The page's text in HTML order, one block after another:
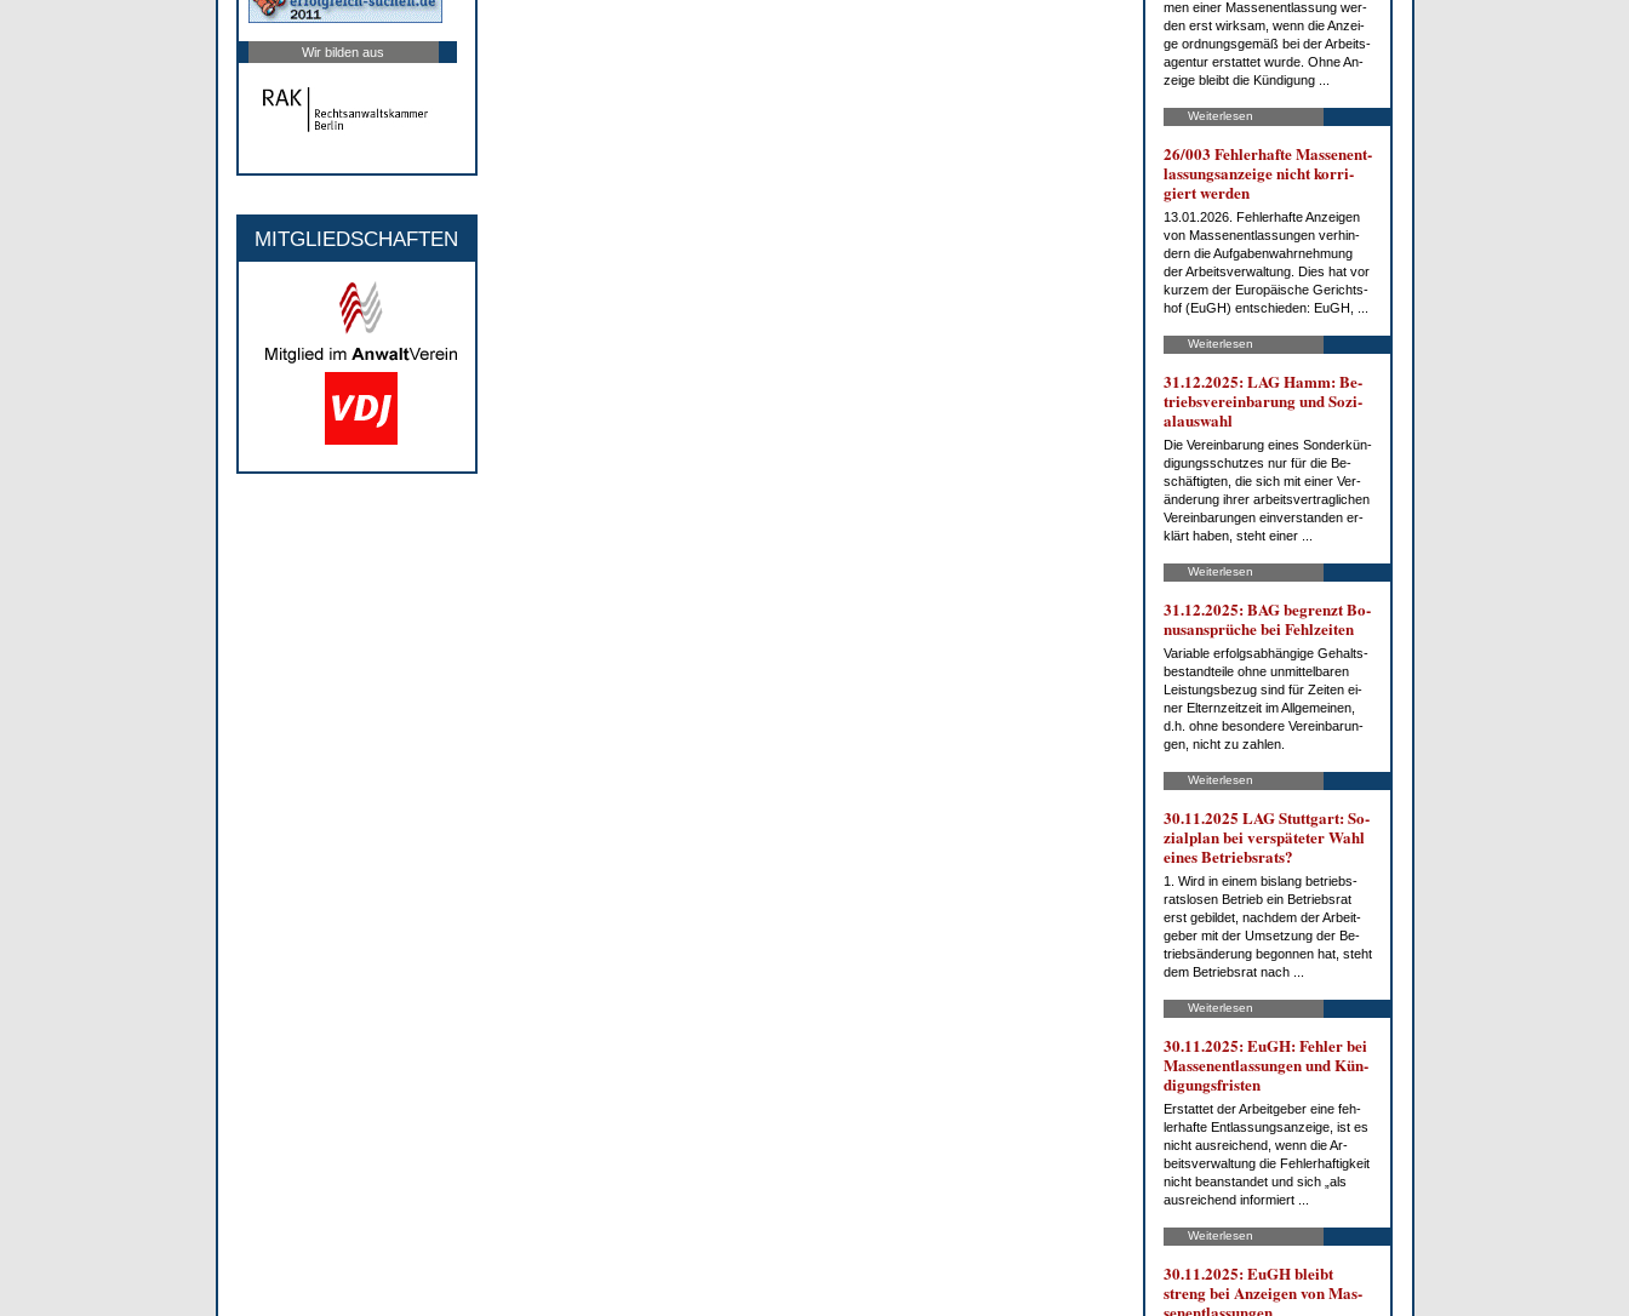
Wir bilden aus
MITGLIEDSCHAFTEN
men ei­ner Mas­sen­ent­las­sung wer­
den erst wirk­sam, wenn die An­zei­
ge ord­nungs­ge­mäß bei der Ar­beits­
agen­tur er­stat­tet wur­de. Oh­ne An­
zei­ge bleibt die Kün­di­gung ...
Weiterlesen
26/003 Feh­ler­haf­te Mas­sen­ent­
las­sungs­an­zei­ge nicht kor­ri­
giert wer­den
13.01.2026. Feh­ler­haf­te An­zei­gen
von Mas­sen­ent­las­sun­gen ver­hin­
dern die Auf­ga­ben­wahr­neh­mung
der Ar­beits­ver­wal­tung. Dies hat vor
kur­zem der Eu­ro­päi­sche Ge­richts­
hof (EuGH) ent­schie­den: EuGH, ...
Weiterlesen
31.12.2025: LAG Hamm: Be­
triebs­ver­ein­ba­rung und So­zi­
al­aus­wahl
Die Ver­ein­ba­rung ei­nes Son­der­kün­
di­gungs­schut­zes nur für die Be­
schäf­tig­ten, die sich mit ei­ner Ver­
än­de­rung ih­rer ar­beits­ver­trag­li­chen
Ver­ein­ba­run­gen ein­ver­stan­den er­
klärt ha­ben, steht ei­ner ...
Weiterlesen
31.12.2025: BAG be­grenzt Bo­
nus­an­sprü­che bei Fehl­zei­ten
Va­ria­ble er­folgs­ab­hän­gi­ge Ge­halts­
be­stand­tei­le oh­ne un­mit­tel­ba­ren
Leis­tungs­be­zug sind für Zei­ten ei­
ner El­tern­zeit­zeit im All­ge­mei­nen,
d.h. oh­ne be­son­de­re Ver­ein­ba­run­
gen, nicht zu zah­len.
Weiterlesen
30.11.2025 LAG Stutt­gart: So­
zi­al­plan bei ver­spä­te­ter Wahl
ei­nes Be­triebs­rats?
1. Wird in ei­nem bis­lang be­triebs­
rats­lo­sen Be­trieb ein Be­triebs­rat
erst ge­bil­det, nach­dem der Ar­beit­
ge­ber mit der Um­set­zung der Be­
trieb­s­än­de­rung be­gon­nen hat, steht
dem Be­triebs­rat nach ...
Weiterlesen
30.11.2025: EuGH: Feh­ler bei
Mas­sen­ent­las­sun­gen und Kün­
di­gungs­fris­ten
Er­stat­tet der Ar­beit­ge­ber ei­ne feh­
ler­haf­te Ent­las­sungs­an­zei­ge, ist es
nicht aus­rei­chend, wenn die Ar­
beits­ver­wal­tung die Feh­ler­haf­tig­keit
nicht be­an­stan­det und sich „als
aus­rei­chend in­for­miert ...
Weiterlesen
30.11.2025: EuGH bleibt
streng bei An­zei­gen von Mas­